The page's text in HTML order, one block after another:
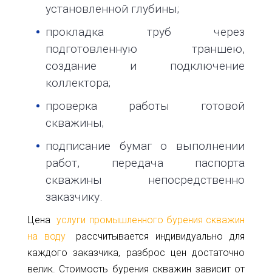
установленной глубины;
прокладка труб через
подготовленную траншею,
создание и подключение
коллектора;
проверка работы готовой
скважины;
подписание бумаг о выполнении
работ, передача паспорта
скважины непосредственно
заказчику.
Цена услуги промышленного бурения скважин
на воду
рассчитывается индивидуально для
каждого заказчика, разброс цен достаточно
велик. Стоимость бурения скважин зависит от